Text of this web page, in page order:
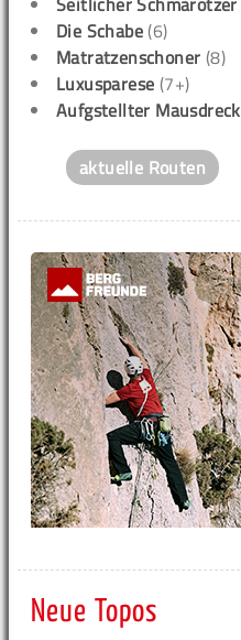
Die Schabe (6)
Matratzenschoner (8)
Luxusparese (7+)
Aufgstellter Mausdreck
aktuelle Routen
Neue Topos